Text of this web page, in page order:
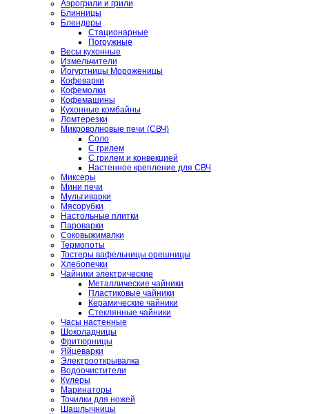
Аэрогрили и грили
Блинницы
Блендеры
Стационарные
Погружные
Весы кухонные
Измельчители
Йогуртницы Мороженицы
Кофеварки
Кофемолки
Кофемашины
Кухонные комбайны
Ломтерезки
Микроволновые печи (СВЧ)
Соло
С грилем
С грилем и конвекцией
Настенное крепление для СВЧ
Миксеры
Мини печи
Мультиварки
Мясорубки
Настольные плитки
Пароварки
Соковыжималки
Термопоты
Тостеры вафельницы орешницы
Хлебопечки
Чайники электрические
Металлические чайники
Пластиковые чайники
Керамические чайники
Стеклянные чайники
Часы настенные
Шоколадницы
Фритюрницы
Яйцеварки
Электрооткрывалка
Водоочистители
Кулеры
Маринаторы
Точилки для ножей
Шашлычницы